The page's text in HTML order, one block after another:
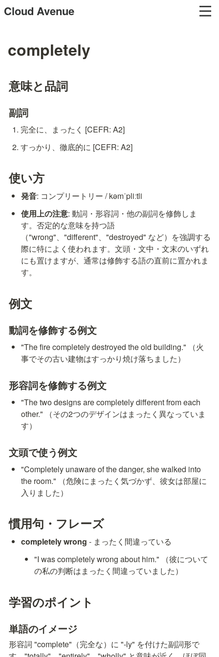
Cloud Avenue
completely
意味と品詞
副詞
完全に、まったく [CEFR: A2]
すっかり、徹底的に [CEFR: A2]
使い方
発音: コンプリートリー / kəmˈpliːtli
使用上の注意: 動詞・形容詞・他の副詞を修飾しま
す。否定的な意味を持つ語
（"wrong"、"different"、"destroyed" など）を強調する
際に特によく使われます。文頭・文中・文末のいずれ
にも置けますが、通常は修飾する語の直前に置かれま
す。
例文
動詞を修飾する例文
"The fire completely destroyed the old building." （火
事でその古い建物はすっかり焼け落ちました）
形容詞を修飾する例文
"The two designs are completely different from each
other." （その2つのデザインはまったく異なっていま
す）
文頭で使う例文
"Completely unaware of the danger, she walked into
the room." （危険にまったく気づかず、彼女は部屋に
入りました）
慣用句・フレーズ
completely wrong - まったく間違っている
"I was completely wrong about him." （彼について
の私の判断はまったく間違っていました）
学習のポイント
単語のイメージ
形容詞 "complete"（完全な）に "-ly" を付けた副詞形で